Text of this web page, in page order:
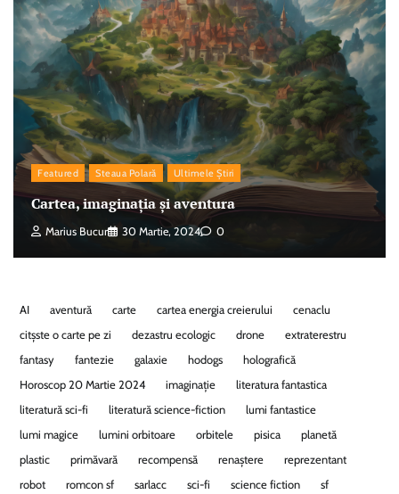
Featured Steaua Polară Ultimele Știri
Cartea, imaginația și aventura
Marius Bucur 30 Martie, 2024 0
AI aventură carte cartea energia creierului
cenaclu
citșste o carte pe zi
dezastru ecologic drone
extraterestru
fantasy
fantezie galaxie hodogs
holografică
Horoscop 20 Martie 2024
imaginație
literatura fantastica
literatură sci-fi
literatură science-fiction
lumi fantastice
lumi magice
lumini orbitoare orbitele pisica
planetă
plastic
primăvară recompensă renaștere
reprezentant
robot
romcon sf sarlacc sci-fi science fiction
sf